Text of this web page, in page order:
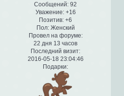
Сообщений: 92
Уважение: +16
Позитив: +6
Пол:Женский
Провел на форуме:
22 дня 13 часов
Последний визит:
2016-05-18 23:04:46
Подарки: